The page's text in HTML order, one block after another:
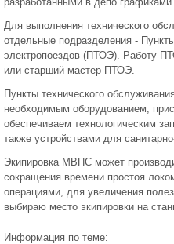
Для выполнения технического
отдельные подразделения -
электропоездов (ПТОЭ). Работу
или старший мастер ПТОЭ.
Пункты технического
необходимым оборудованием,
обеспечиваем технологическим
также устройствами для
Экипировка МВПС может
сокращения времени простоя
операциями, для увеличения
выбираю место экипировки на
Информация по теме: